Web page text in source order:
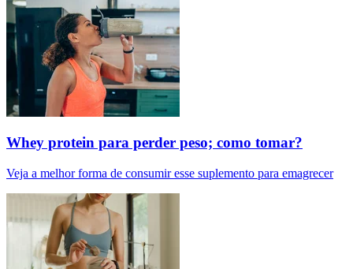
Whey protein para perder peso; como tomar?
Veja a melhor forma de consumir esse suplemento para emagrecer